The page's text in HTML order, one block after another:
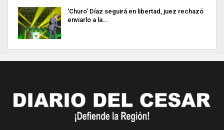
‘Churo’ Díaz seguirá en libertad, juez rechazó
enviarlo a la…